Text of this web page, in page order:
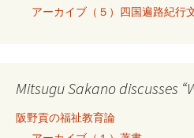
アーカイブ（５）四国遍路紀行
Mitsugu Sakano discusses
阪野貢の福祉教育論